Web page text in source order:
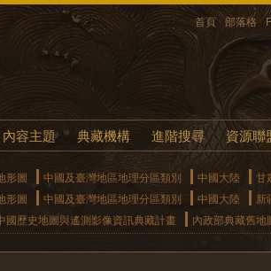
首頁 部落格
內容主題 典藏機構 進階搜尋 資源聯
形圖 中國及臺灣地區地理分區類別 中國大陸
甘
形圖 中國及臺灣地區地理分區類別 中國大陸
新
國歷史地圖與遙測影像資訊典藏計畫 內政部典藏舊地